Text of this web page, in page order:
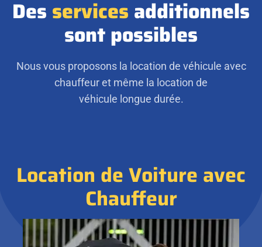
Des services additionnels
sont possibles
Nous vous proposons la location de véhicule avec
chauffeur et même la location de
véhicule longue durée.
Location de Voiture avec
Chauffeur